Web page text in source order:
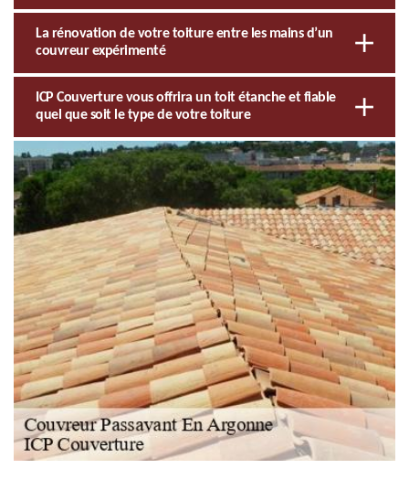
La rénovation de votre toiture entre les mains d’un
couvreur expérimenté
ICP Couverture vous offrira un toit étanche et fiable
quel que soit le type de votre toiture